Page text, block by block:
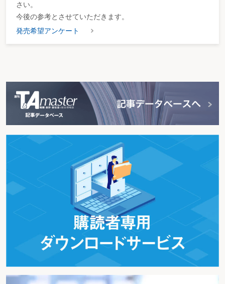
さい。
今後の参考とさせていただきます。
発売希望アンケート